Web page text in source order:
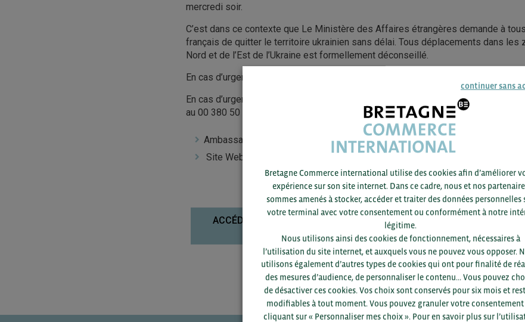
mercredi soir.
C’est dans ce contexte que Le Ministère des Affaires étrangères demande à
français de quitter le territoire ukrainien sans délai. Tous déplacements dans les
Nord et de l’Est de l’Ukraine est formellement déconseillé.
En cas d’urgence, l’ambassade de France est joignable au 00 380 44 590 36 00.
En cas d’urgence grave en dehors des heures d’ouverture au public,
au 00 380 50 357 65 84.
Ambassade de France en Ukraine :ambafrance-ukraine.kiev-
Site Web :
https://ua.ambafrance.org
ACCÉDEZ À TOUTES LES INFORMATIONS SUR LE SITE DU MINISTÈRE
DES AFFAIRES ETRANGÈRES
continuer sans
Bretagne Commerce international utilise des cookies afin d’améliorer
expérience sur son site internet. Dans ce cadre, nous et nos
sommes amenés à stocker, accéder et traiter des données personnelles
votre terminal avec votre consentement ou conformément à notre
légitime.
Nous utilisons ainsi des cookies de fonctionnement, nécessaires à
l’utilisation du site internet, et auxquels vous ne pouvez vous opposer.
utilisons également d’autres types de cookies qui ont pour finalité de
des mesures d’audience, de personnaliser le contenu... Vous pouvez
de désactiver ces cookies. Vos choix sont conservés pour six mois et
modifiables à tout moment. Vous pouvez granuler votre consentement
cliquant sur « Personnaliser mes choix ». Pour en savoir plus sur